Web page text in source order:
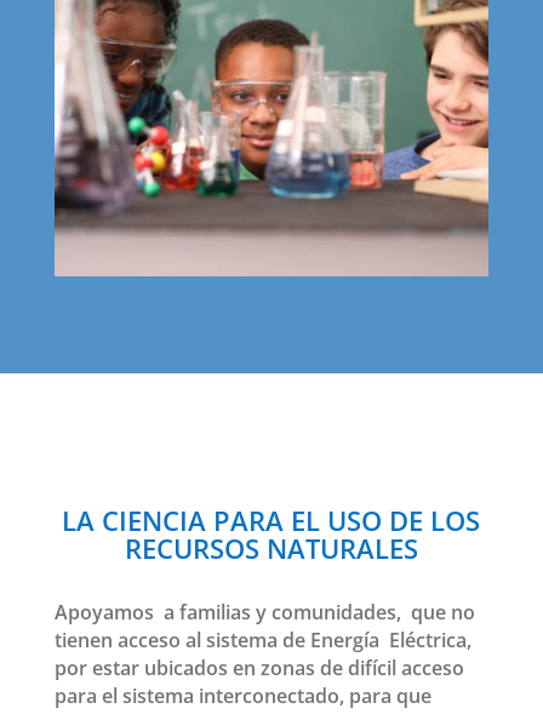
LA CIENCIA PARA EL USO DE LOS
RECURSOS NATURALES
Apoyamos a familias y comunidades, que no
tienen acceso al sistema de Energía Eléctrica,
por estar ubicados en zonas de difícil acceso
para el sistema interconectado, para que